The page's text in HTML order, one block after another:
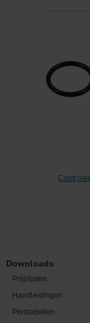
Downloads
Prijslijsten
Handleidingen
Perstabellen